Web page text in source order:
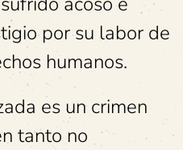
por su labor de
humanos.
es un crimen
tanto no